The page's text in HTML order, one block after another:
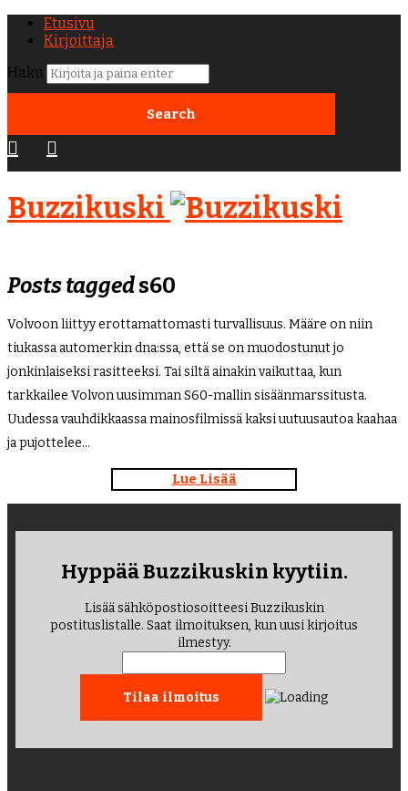
Etusivu
Kirjoittaja
Haku
Buzzikuski
Posts taggeds60
Volvoon liittyy erottamattomasti turvallisuus. Määre on niin
tiukassa automerkin dna:ssa, että se on muodostunut jo
jonkinlaiseksi rasitteeksi. Tai siltä ainakin vaikuttaa, kun
tarkkailee Volvon uusimman S60-mallin sisäänmarssitusta.
Uudessa vauhdikkaassa mainosfilmissä kaksi uutuusautoa kaahaa
ja pujottelee…
Lue Lisää
Hyppää Buzzikuskin kyytiin.
Lisää sähköpostiosoitteesi Buzzikuskin
postituslistalle. Saat ilmoituksen, kun uusi kirjoitus
ilmestyy.